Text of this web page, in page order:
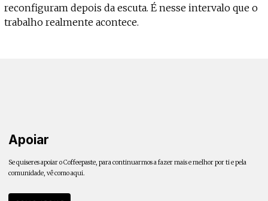
reconfiguram depois da escuta. É nesse intervalo que o
trabalho realmente acontece.
Apoiar
Se quiseres apoiar o Coffeepaste, para continuarmos a fazer mais e melhor por ti e pela
comunidade, vê como aqui.